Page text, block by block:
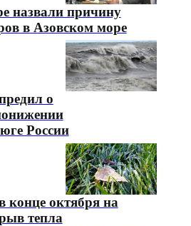
назвали причину
в Азовском море
о
России
конце октября на
тепла